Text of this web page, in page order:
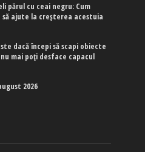
părul cu ceai negru: Cum
ajute la creșterea acestuia
dacă începi să scapi obiecte
mai poți desface capacul
2026